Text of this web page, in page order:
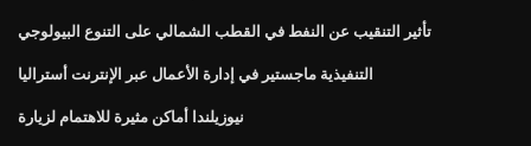
تأثير التنقيب عن النفط في القطب الشمالي على التنوع البيولوجي
التنفيذية ماجستير في إدارة الأعمال عبر الإنترنت أستراليا
نيوزيلندا أماكن مثيرة للاهتمام لزيارة